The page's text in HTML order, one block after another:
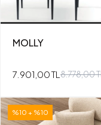
MOLLY
7.901,00 TL 8.778,00
%10 + %10